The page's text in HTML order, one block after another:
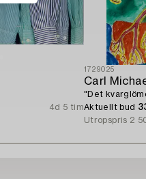
4d 5 tim
1729025
Carl
"Det
Aktuellt bud
Utropspris 2